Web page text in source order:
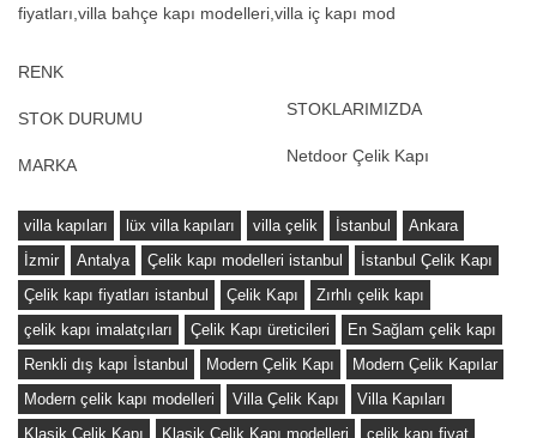
fiyatları,villa bahçe kapı modelleri,villa iç kapı mod
RENK
STOK DURUMU STOKLARIMIZDA
MARKA Netdoor Çelik Kapı
villa kapıları lüx villa kapıları villa çelik İstanbul
Ankara
İzmir
Antalya Çelik kapı modelleri istanbul
İstanbul Çelik Kapı
Çelik kapı fiyatları istanbul
Çelik Kapı
Zırhlı çelik kapı
çelik kapı imalatçıları
Çelik Kapı üreticileri
En Sağlam çelik kapı
Renkli dış kapı İstanbul
Modern Çelik Kapı
Modern Çelik Kapılar
Modern çelik kapı modelleri
Villa Çelik Kapı
Villa Kapıları
Klasik Çelik Kapı
Klasik Çelik Kapı modelleri
çelik kapı fiyat